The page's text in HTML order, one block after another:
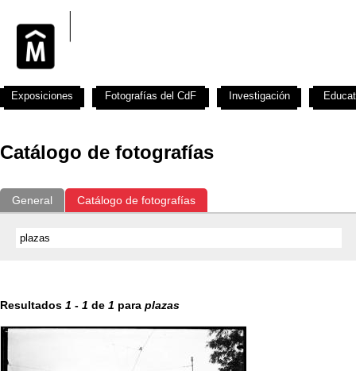
Catálogo de fotografías
General Catálogo de fotografías
Resultados 1 - 1 de 1 para plazas
Exposiciones Fotografías del CdF Investigación